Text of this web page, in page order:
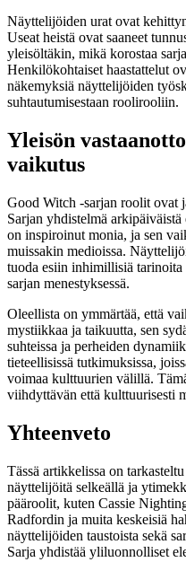
Näyttelijöiden urat ovat
Useat heistä ovat saaneet
yleisöltäkin, mikä korostaa
Henkilökohtaiset haastattelut
näkemyksiä näyttelijöiden
suhtautumisestaan roolirooliin.
Yleisön
vaikutus
Good Witch -sarjan roolit ovat
Sarjan yhdistelmä
on inspiroinut monia, ja sen
muissakin medioissa.
tuoda esiin inhimillisiä tarinoita
sarjan menestyksessä.
Oleellista on ymmärtää, että
mystiikkaa ja taikuutta, sen
suhteissa ja perheiden
tieteellisissä tutkimuksissa,
voimaa kulttuurien välillä.
viihdyttävän että kulttuurisesti
Yhteenveto
Tässä artikkelissa on
näyttelijöitä selkeällä ja
pääroolit, kuten Cassie
Radfordin ja muita keskeisiä
näyttelijöiden taustoista sekä
Sarja yhdistää yliluonnolliset